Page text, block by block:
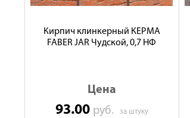
Кирпич клинкерный КЕРМА
FABER JAR Чудской, 0,7 НФ
Цена
93.00 руб. за штуку